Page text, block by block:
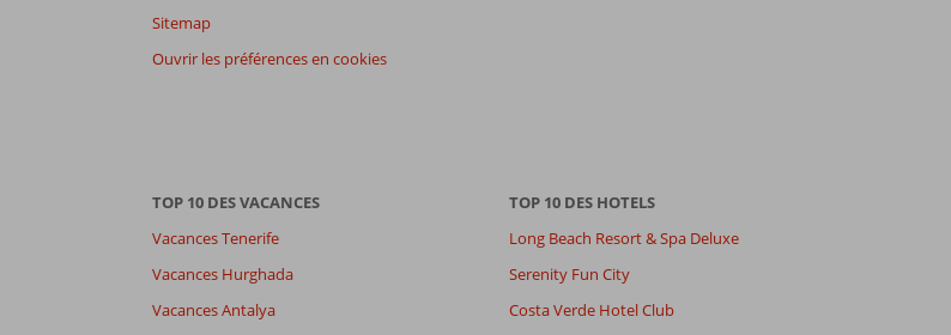
Sitemap
Ouvrir les préférences en cookies
TOP 10 DES VACANCES
Vacances Tenerife
Vacances Hurghada
Vacances Antalya
TOP 10 DES HOTELS
Long Beach Resort & Spa Deluxe
Serenity Fun City
Costa Verde Hotel Club